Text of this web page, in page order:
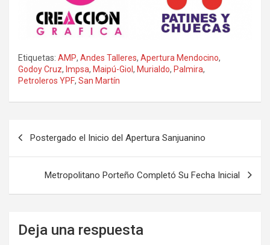
Etiquetas: AMP, Andes Talleres, Apertura Mendocino,
Godoy Cruz, Impsa, Maipú-Giol , Murialdo, Palmira,
Petroleros YPF, San Martín
Postergado el Inicio del Apertura Sanjuanino
Metropolitano Porteño Completó Su Fecha Inicial
Deja una respuesta